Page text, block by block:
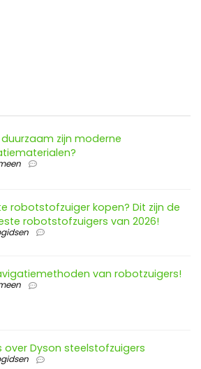
duurzaam zijn moderne
robotstofzuiger kopen? Dit zijn de
robotstofzuigers van 2026!
van robotzuigers!
over Dyson steelstofzuigers